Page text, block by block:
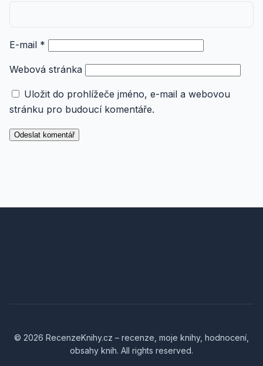
E-mail *
Webová stránka
Uložit do prohlížeče jméno, e-mail a webovou
stránku pro budoucí komentáře.
© 2026 RecenzeKnihy.cz – recenze, moje knihy, hodnocení,
obsahy knih. All rights reserved.